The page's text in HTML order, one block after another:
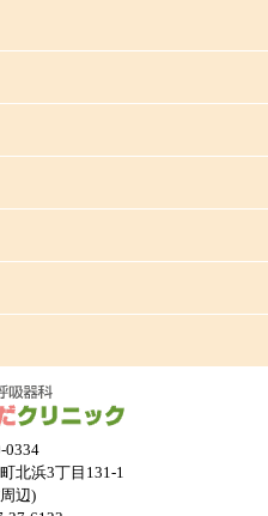
0334
北浜3丁目131-1
辺)